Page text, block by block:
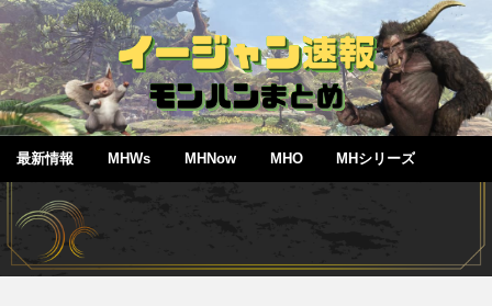
最新情報 MHWs MHNow MHO MHシリーズ